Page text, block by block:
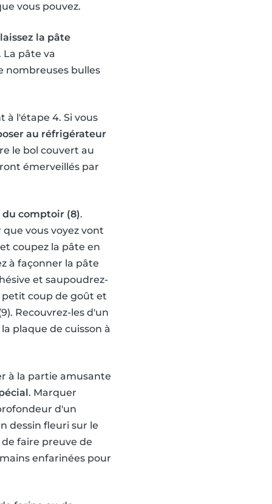
vous pouvez.
la pâte
pâte va
nombreuses bulles
à l'étape 4. Si vous
au réfrigérateur
le bol couvert au
émerveillés par
du comptoir (8).
vous voyez vont
coupez la pâte en
à façonner la pâte
et saupoudrez-
petit coup de goût et
Recouvrez-les d'un
plaque de cuisson à
à la partie amusante
. Marquer
d'un
dessin fleuri sur le
faire preuve de
enfarinées pour